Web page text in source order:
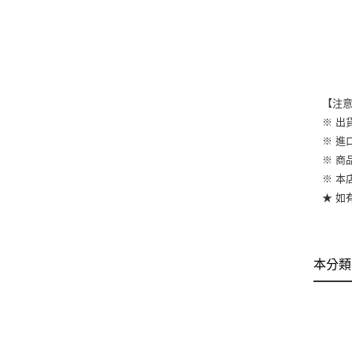
【注
※ 出
※ 進
※ 商
※ 本
★ 如
本分